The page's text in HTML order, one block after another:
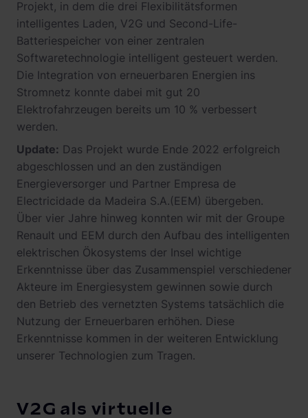
Projekt, in dem die drei Flexibilitätsformen
intelligentes Laden, V2G und Second-Life-
Batteriespeicher von einer zentralen
Softwaretechnologie intelligent gesteuert werden.
Die Integration von erneuerbaren Energien ins
Stromnetz konnte dabei mit gut 20
Elektrofahrzeugen bereits um 10 % verbessert
werden.
Update: Das Projekt wurde Ende 2022 erfolgreich
abgeschlossen und an den zuständigen
Energieversorger und Partner Empresa de
Electricidade da Madeira S.A.(EEM) übergeben.
Über vier Jahre hinweg konnten wir mit der Groupe
Renault und EEM durch den Aufbau des intelligenten
elektrischen Ökosystems der Insel wichtige
Erkenntnisse über das Zusammenspiel verschiedener
Akteure im Energiesystem gewinnen sowie durch
den Betrieb des vernetzten Systems tatsächlich die
Nutzung der Erneuerbaren erhöhen. Diese
Erkenntnisse kommen in der weiteren Entwicklung
unserer Technologien zum Tragen.
V2G als virtuelle